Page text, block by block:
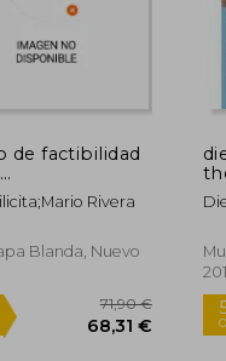
de factibilidad
de
en la UCE
Rivera
Blanda, Nuevo